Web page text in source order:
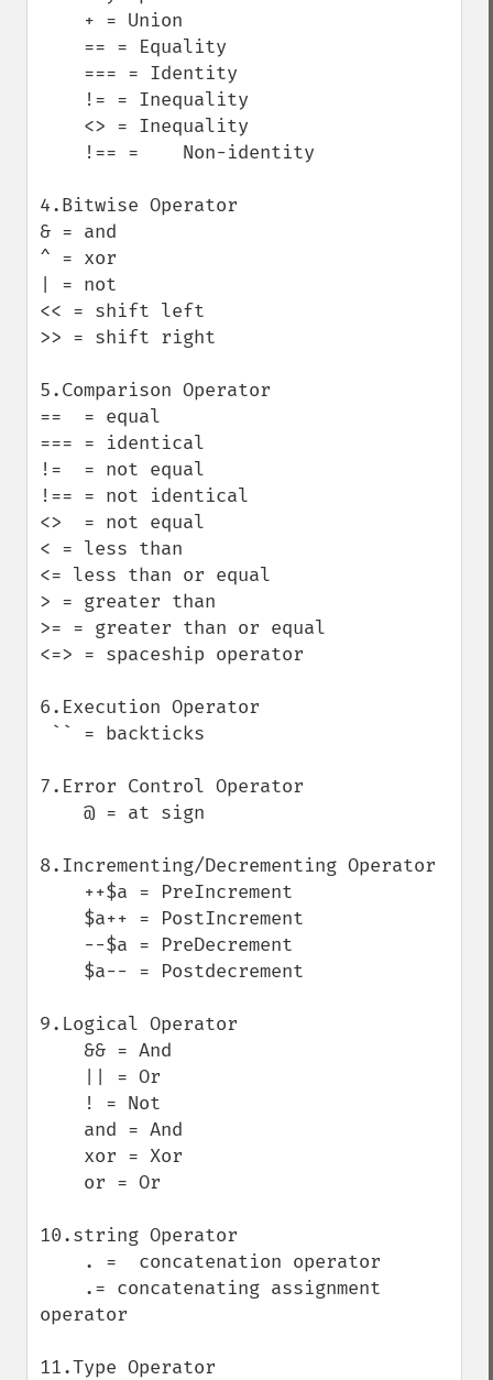
4.Bitwise Operator
& = and
^ = xor
| = not
<< = shift left
>> = shift right
5.Comparison Operator
==  = equal
=== = identical
!=  = not equal
!== = not identical
<>  = not equal
< = less than
<= less than or equal
> = greater than
>= = greater than or equal
<=> = spaceship operator
6.Execution Operator
7.Error Control Operator
8.Incrementing/Decrementing Operator
9.Logical Operator
10.string Operator
operator
11.Type Operator